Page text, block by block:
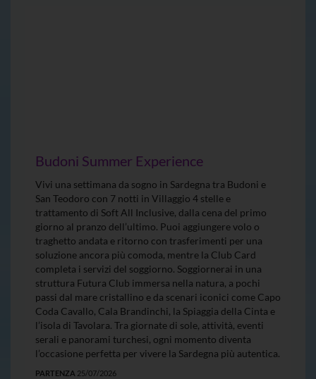
Budoni Summer Experience
Vivi una settimana da sogno in Sardegna tra Budoni e
San Teodoro con 7 notti in Villaggio 4 stelle e
trattamento di Soft All Inclusive, dalla cena del primo
giorno al pranzo dell’ultimo. Puoi aggiungere volo o
traghetto andata e ritorno con trasferimenti per una
soluzione ancora più comoda, mentre la Club Card
completa i servizi del soggiorno. Soggiornerai in una
struttura Futura Club immersa nella natura, a pochi
passi dal mare cristallino e da scenari iconici come Capo
Coda Cavallo, Cala Brandinchi, la Spiaggia della Cinta e
l’isola di Tavolara. Tra giornate di sole, attività, eventi
serali e panorami turchesi, ogni momento diventa
l’occasione perfetta per vivere la Sardegna più autentica.
PARTENZA 25/07/2026